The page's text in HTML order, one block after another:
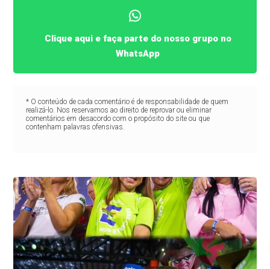
Clique aqui e faça parte do nosso grupo no
WhatsApp
* O conteúdo de cada comentário é de responsabilidade de quem
realizá-lo. Nos reservamos ao direito de reprovar ou eliminar
comentários em desacordo com o propósito do site ou que
contenham palavras ofensivas.